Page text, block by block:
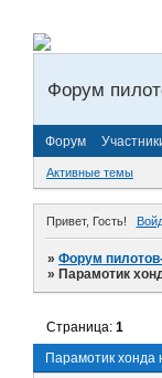
Форум
Форум
Активные темы
Привет, Гость!
»Форум
»Парамотик
Парамотик хонда
Страница:1